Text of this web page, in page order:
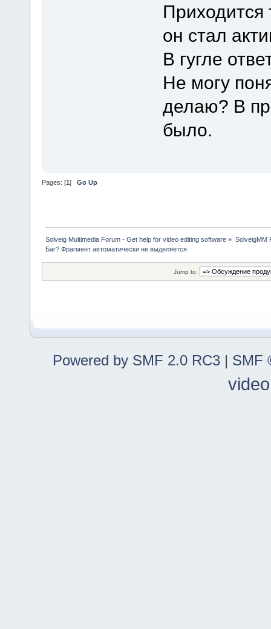
он стал
В гугле
Не могу
делаю? В
было.
Pages: [1] Go Up
Solveig Multimedia Forum - Get help for video editing software » SolveigMM
Баг? Фрагмент автоматически не выделяется
Jump to:
Powered by SMF 2.0 RC3 | SMF